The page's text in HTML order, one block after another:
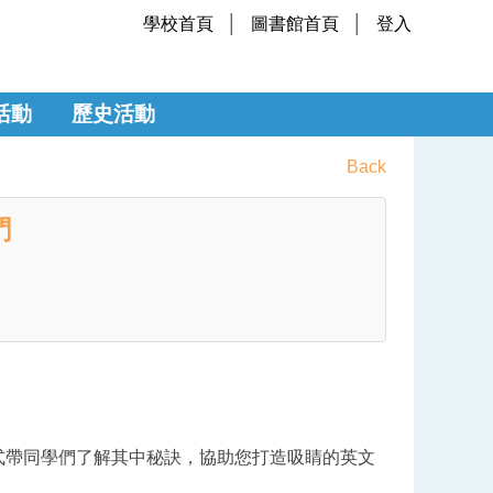
學校首頁 圖書館首頁 登入
動 歷史活動
Back
同學們了解其中秘訣，協助您打造吸睛的英文